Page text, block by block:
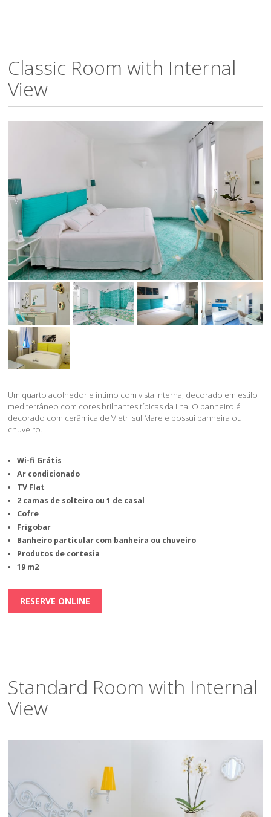
Classic Room with Internal
View
Um quarto acolhedor e íntimo com vista interna, decorado em estilo
mediterrâneo com cores brilhantes típicas da ilha. O banheiro é
decorado com cerâmica de Vietri sul Mare e possui banheira ou
chuveiro.
Wi-fi Grátis
Ar condicionado
TV Flat
2 camas de solteiro ou 1 de casal
Cofre
Frigobar
Banheiro particular com banheira ou chuveiro
Produtos de cortesia
19 m2
RESERVE ONLINE
Standard Room with Internal
View